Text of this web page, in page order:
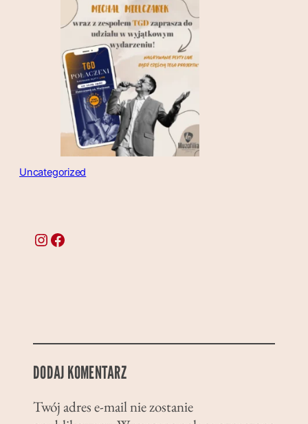
Uncategorized
Instagram Facebook
DODAJ KOMENTARZ
Twój adres e-mail nie zostanie